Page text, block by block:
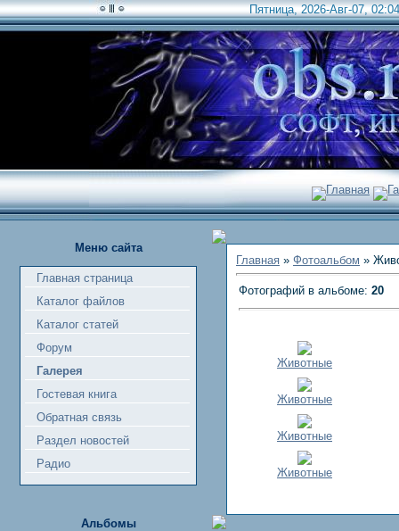
Пятница, 2026-Авг-07, 02:04
Главная
Меню сайта
Главная страница
Каталог файлов
Каталог статей
Форум
Галерея
Гостевая книга
Обратная связь
Раздел новостей
Радио
Альбомы
Главная » Фотоальбом »
Фотографий в альбоме: 20
Животные
Животные
Животные
Животные